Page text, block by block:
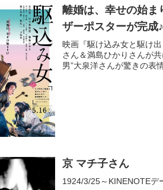
離婚は、幸せの始ま
ザーポスターが完成♪
映画『駆け込み女と駆け
さん＆満島ひかりさんが
男”大泉洋さんが驚きの表
京 マチ子さん
1924/3/25～KINENOTEデ